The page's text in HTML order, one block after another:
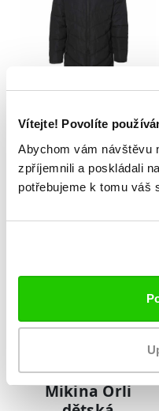
Vítejte! Povolíte
Abychom vám návštěvu
zpříjemnili a poskládali
potřebujeme k tomu váš
dětská
3 031 Kč
Mikina Orli